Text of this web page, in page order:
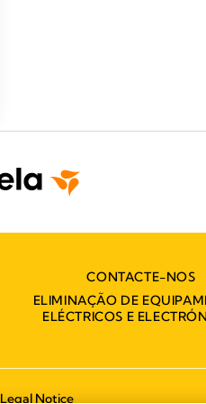
CONTACTE-NOS
ELIMINAÇÃO DE
ELÉCTRICOS E
Legal Notice